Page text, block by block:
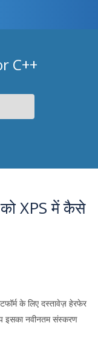
C++
XPS में कैसे
के लिए दस्तावेज़ हेरफेर
इसका नवीनतम संस्करण